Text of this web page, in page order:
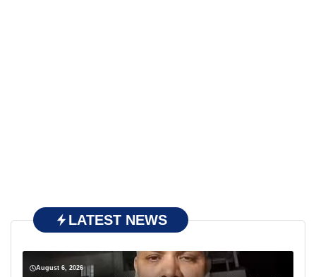
LATEST NEWS
August 6, 2026